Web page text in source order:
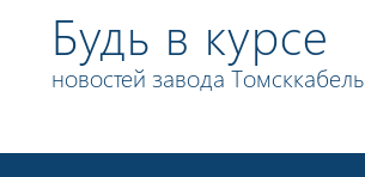
Будь в курсе
новостей завода Томсккабель